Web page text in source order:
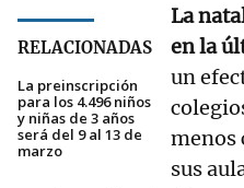
RELACIONADAS
La preinscripción
para los 4.496 niños
y niñas de 3 años
será del 9 al 13 de
marzo
La
en la
un
menos
sus